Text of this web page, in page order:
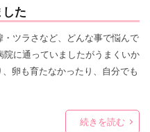
た
ツラさなど、どんな事で悩んで
に通っていましたがうまくいか
卵も育たなかったり、自分でも
続きを読む